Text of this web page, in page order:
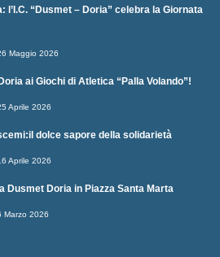
l’I.C. “Dusmet – Doria” celebra la Giornata
Maggio 2026
ai Giochi di Atletica “Palla Volando”!
Aprile 2026
dolce sapore della solidarietà
Aprile 2026
Dusmet Doria in Piazza Santa Marta
Marzo 2026